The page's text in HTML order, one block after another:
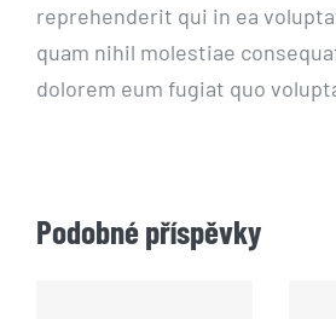
reprehenderit qui in ea
quam nihil molestiae
dolorem eum fugiat quo
Podobné příspěvky